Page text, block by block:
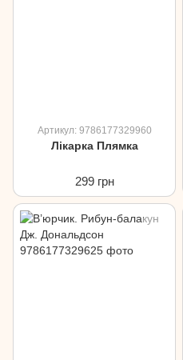
Артикул: 9786177329960
Лікарка Плямка
299 грн